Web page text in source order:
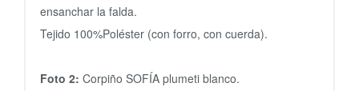
ensanchar la falda.
Tejido 100%Poléster (con forro, con cuerda).
Foto 2: Corpiño SOFÍA plumeti blanco.